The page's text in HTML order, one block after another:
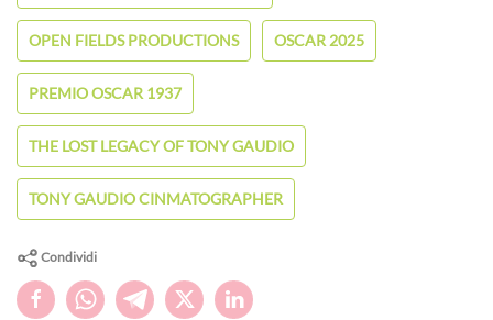
OPEN FIELDS PRODUCTIONS OSCAR 2025
PREMIO OSCAR 1937
THE LOST LEGACY OF TONY GAUDIO
TONY GAUDIO CINMATOGRAPHER
Condividi